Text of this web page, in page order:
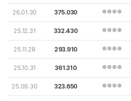
26.01.30 375.030
25.12.31 332.430
25.11.28 293.910
25.10.31 361.310
25.09.30 323.650